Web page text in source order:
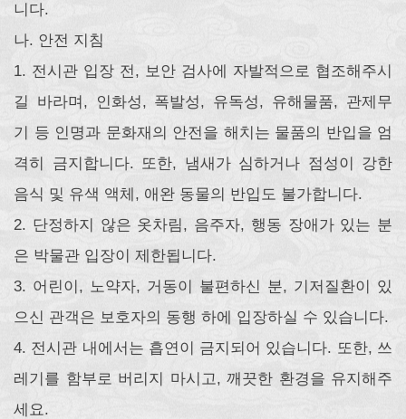
니다.
나. 안전 지침
1. 전시관 입장 전, 보안 검사에 자발적으로 협조해주시
길 바라며, 인화성, 폭발성, 유독성, 유해물품, 관제무
기 등 인명과 문화재의 안전을 해치는 물품의 반입을 엄
격히 금지합니다. 또한, 냄새가 심하거나 점성이 강한
음식 및 유색 액체, 애완 동물의 반입도 불가합니다.
2. 단정하지 않은 옷차림, 음주자, 행동 장애가 있는 분
은 박물관 입장이 제한됩니다.
3. 어린이, 노약자, 거동이 불편하신 분, 기저질환이 있
으신 관객은 보호자의 동행 하에 입장하실 수 있습니다.
4. 전시관 내에서는 흡연이 금지되어 있습니다. 또한, 쓰
레기를 함부로 버리지 마시고, 깨끗한 환경을 유지해주
세요.